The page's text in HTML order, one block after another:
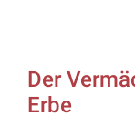
Der
Erbe